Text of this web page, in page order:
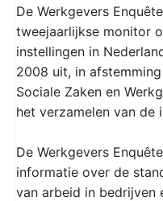
De Werkgevers
tweejaarlijkse monitor
instellingen in
2008 uit, in
Sociale Zaken en
het verzamelen van de
De Werkgevers
informatie over de
van arbeid in bedrijven